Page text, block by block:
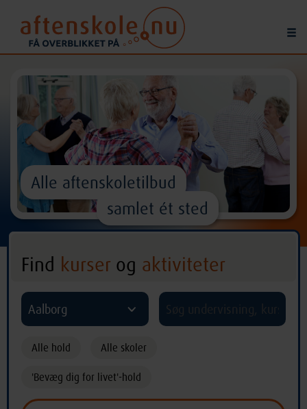
Alle aftenskoletilbud
samlet ét sted
Find kurser og aktiviteter
Aalborg ^
Alle hold Alle skoler
'Bevæg dig for livet'-hold